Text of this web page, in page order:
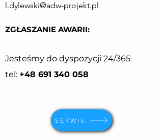
l.dylewski@adw-projekt.pl
ZGŁASZANIE AWARII:
Jesteśmy do dyspozycji 24/365
tel: +48 691 340 058
SERWIS